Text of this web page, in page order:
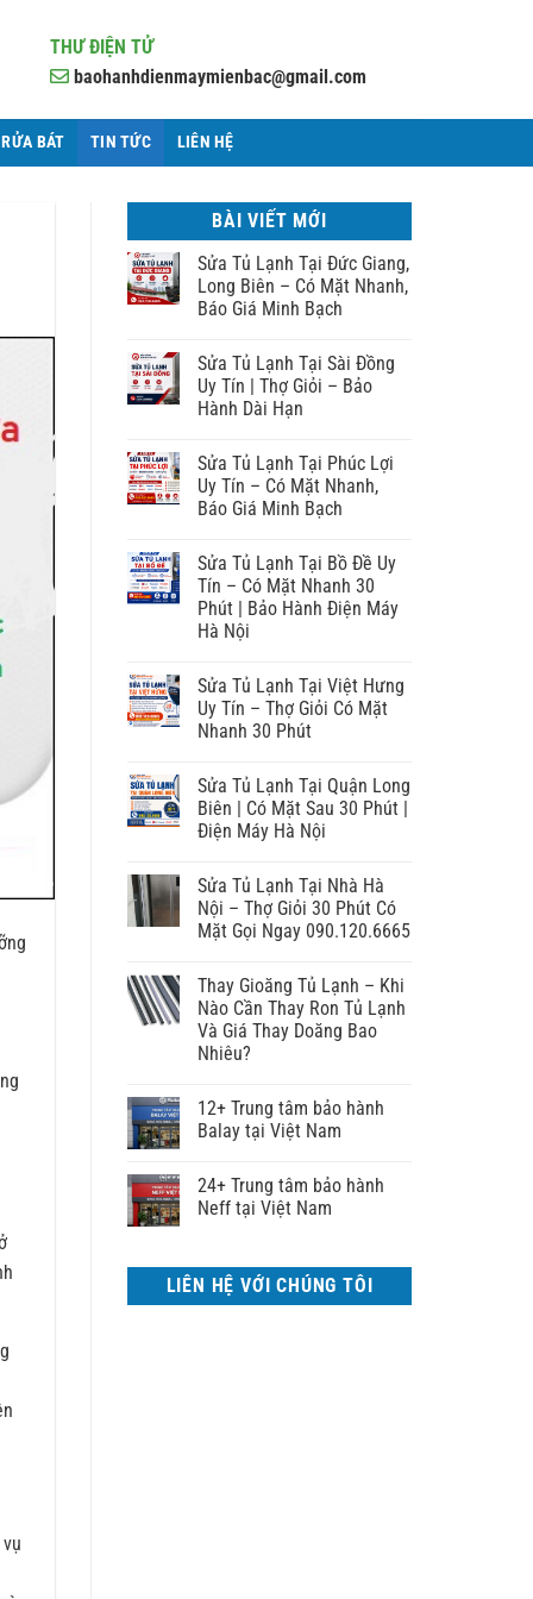
THƯ ĐIỆN TỬ
baohanhdienmaymienbac@gmail.com
BÁT TIN TỨC LIÊN HỆ
BÀI VIẾT MỚI
Sửa Tủ Lạnh Tại Đức Giang,
Long Biên – Có Mặt Nhanh,
Báo Giá Minh Bạch
Sửa Tủ Lạnh Tại Sài Đồng
Uy Tín | Thợ Giỏi – Bảo
Hành Dài Hạn
Sửa Tủ Lạnh Tại Phúc Lợi
Uy Tín – Có Mặt Nhanh,
Báo Giá Minh Bạch
Sửa Tủ Lạnh Tại Bồ Đề Uy
Tín – Có Mặt Nhanh 30
Phút | Bảo Hành Điện Máy
Hà Nội
Sửa Tủ Lạnh Tại Việt Hưng
Uy Tín – Thợ Giỏi Có Mặt
Nhanh 30 Phút
Sửa Tủ Lạnh Tại Quận Long
Biên | Có Mặt Sau 30 Phút |
Điện Máy Hà Nội
Sửa Tủ Lạnh Tại Nhà Hà
Nội – Thợ Giỏi 30 Phút Có
Mặt Gọi Ngay 090.120.6665
Thay Gioăng Tủ Lạnh – Khi
Nào Cần Thay Ron Tủ Lạnh
Và Giá Thay Doăng Bao
Nhiêu?
12+ Trung tâm bảo hành
Balay tại Việt Nam
24+ Trung tâm bảo hành
Neff tại Việt Nam
LIÊN HỆ VỚI CHÚNG TÔI